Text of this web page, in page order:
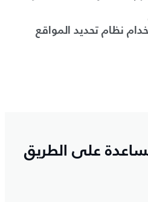
نظام تحديد المواقع
على الطريق